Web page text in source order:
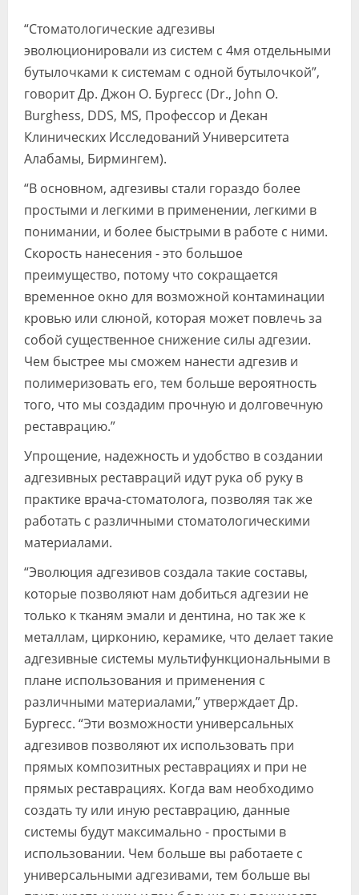
“Стоматологические адгезивы
эволюционировали из систем с 4мя отдельными
бутылочками к системам с одной бутылочкой”,
говорит Др. Джон О. Бургесс (Dr., John O.
Burghess, DDS, MS, Профессор и Декан
Клинических Исследований Университета
Алабамы, Бирмингем).
“В основном, адгезивы стали гораздо более
простыми и легкими в применении, легкими в
понимании, и более быстрыми в работе с ними.
Скорость нанесения - это большое
преимущество, потому что сокращается
временное окно для возможной контаминации
кровью или слюной, которая может повлечь за
собой существенное снижение силы адгезии.
Чем быстрее мы сможем нанести адгезив и
полимеризовать его, тем больше вероятность
того, что мы создадим прочную и долговечную
реставрацию.”
Упрощение, надежность и удобство в создании
адгезивных реставраций идут рука об руку в
практике врача-стоматолога, позволяя так же
работать с различными стоматологическими
материалами.
“Эволюция адгезивов создала такие составы,
которые позволяют нам добиться адгезии не
только к тканям эмали и дентина, но так же к
металлам, цирконию, керамике, что делает такие
адгезивные системы мультифункциональными в
плане использования и применения с
различными материалами,” утверждает Др.
Бургесс. “Эти возможности универсальных
адгезивов позволяют их использовать при
прямых композитных реставрациях и при не
прямых реставрациях. Когда вам необходимо
создать ту или иную реставрацию, данные
системы будут максимально - простыми в
использовании. Чем больше вы работаете с
универсальными адгезивами, тем больше вы